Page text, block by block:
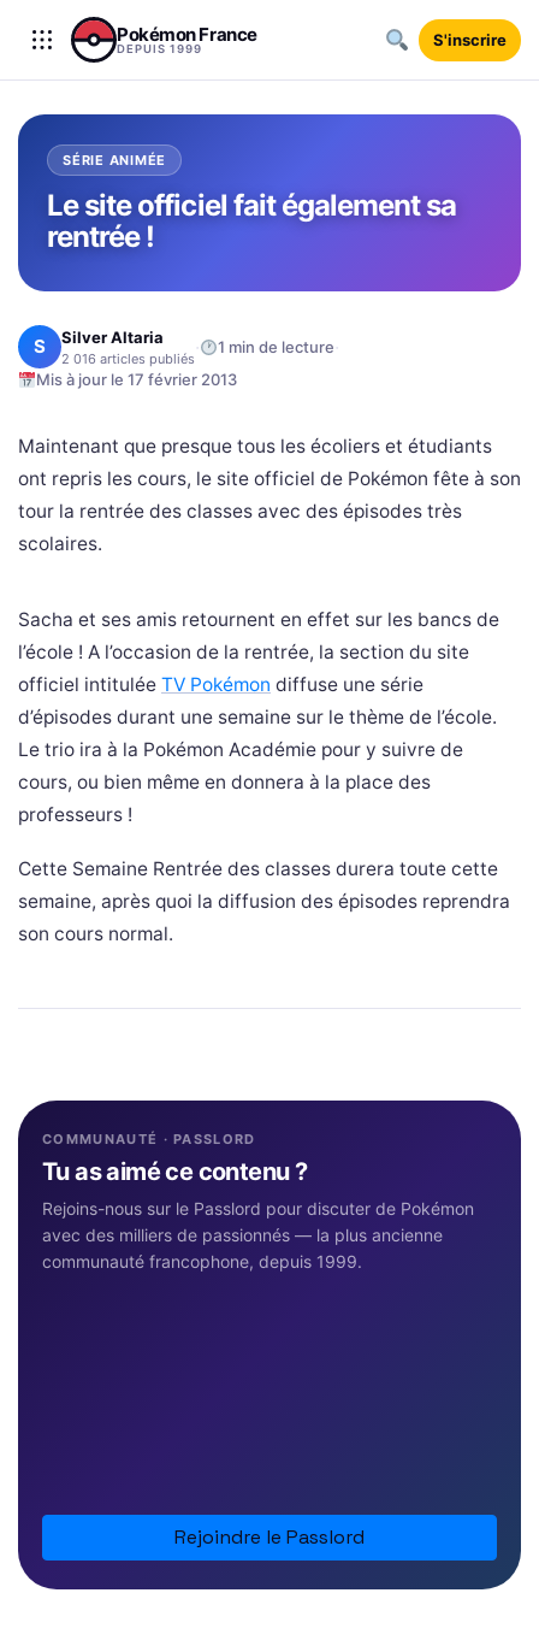
Aller au contenu
Pokémon France
DEPUIS 1999 S'inscrire
SÉRIE ANIMÉE
Le site officiel fait également sa
rentrée !
S Silver Altaria
2 016 articles publiés · 1 min de lecture·
Mis à jour le 17 février 2013
Maintenant que presque tous les écoliers et étudiants
ont repris les cours, le site officiel de Pokémon fête à son
tour la rentrée des classes avec des épisodes très
scolaires.
Sacha et ses amis retournent en effet sur les bancs de
l’école ! A l’occasion de la rentrée, la section du site
officiel intitulée TV Pokémon diffuse une série
d’épisodes durant une semaine sur le thème de l’école.
Le trio ira à la Pokémon Académie pour y suivre de
cours, ou bien même en donnera à la place des
professeurs !
Cette Semaine Rentrée des classes durera toute cette
semaine, après quoi la diffusion des épisodes reprendra
son cours normal.
COMMUNAUTÉ · PASSLORD
Tu as aimé ce contenu ?
Rejoins-nous sur le Passlord pour discuter de Pokémon
avec des milliers de passionnés — la plus ancienne
communauté francophone, depuis 1999.
Rejoindre le Passlord